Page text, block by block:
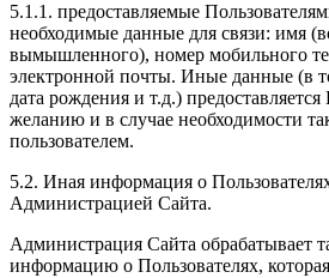
5.1.1. предоставляемые
необходимые данные для связи: имя
вымышленного), номер мобильного
электронной почты. Иные данные (в
дата рождения и т.д.)
желанию и в случае необходимости
пользователем.
5.2. Иная информация о
Администрацией Сайта.
Администрация Сайта обрабатывает
информацию о Пользователях,